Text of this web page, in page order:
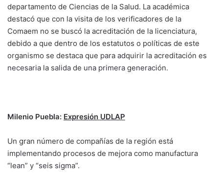
departamento de Ciencias de la Salud. La académica
destacó que con la visita de los verificadores de la
Comaem no se buscó la acreditación de la licenciatura,
debido a que dentro de los estatutos o políticas de este
organismo se destaca que para adquirir la acreditación es
necesaria la salida de una primera generación.
Milenio Puebla: Expresión UDLAP
Un gran número de compañías de la región está
implementando procesos de mejora como manufactura
“lean” y “seis sigma”.